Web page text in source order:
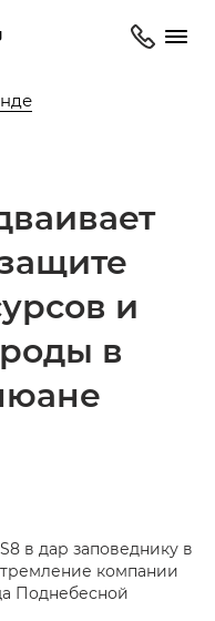
и
в
в дар заповеднику в
компании
Поднебесной